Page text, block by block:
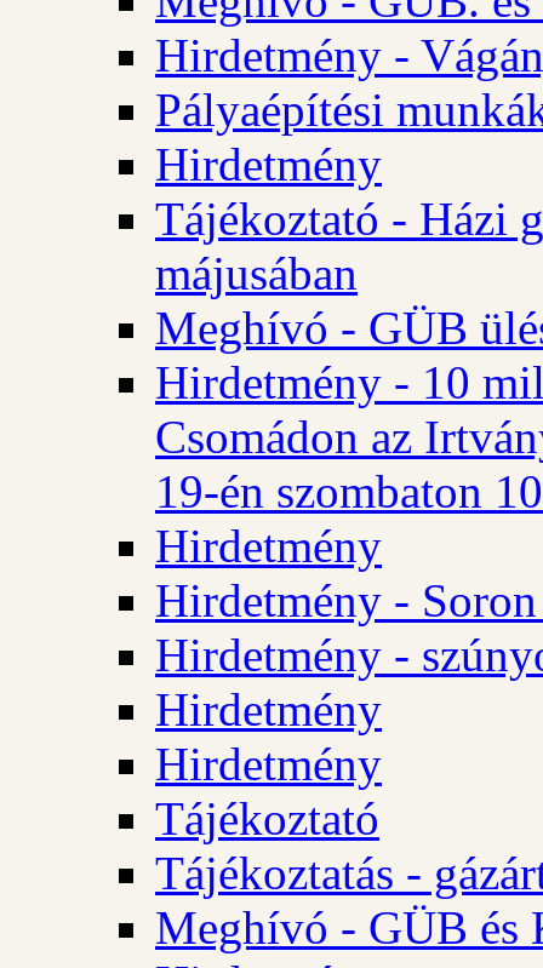
Hirdetmény -
Pályaépítési
Hirdetmény
Tájékoztató - Házi
májusában
Meghívó - GÜB
Hirdetmény - 10
Csomádon az
19-én szombaton
Hirdetmény
Hirdetmény -
Hirdetmény -
Hirdetmény
Hirdetmény
Tájékoztató
Tájékoztatás -
Meghívó - GÜB és